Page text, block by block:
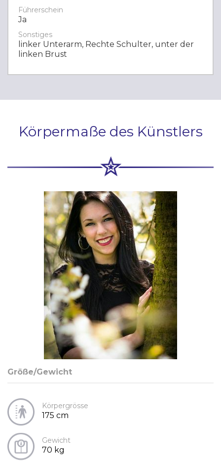
Führerschein
Ja
Sonstiges
linker Unterarm, Rechte Schulter, unter der
linken Brust
Körpermaße des Künstlers
Größe/Gewicht
Körpergrösse
175 cm
Gewicht
70 kg